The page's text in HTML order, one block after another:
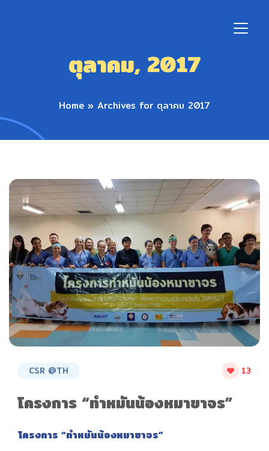
ตุลาคม, 2017
Home » Archives for ตุลาคม 2017
CSR @TH 13
โครงการ “ทำหมันน้องหมาขาจร”
โครงการ “ทำหมันน้องหมาขาจร”